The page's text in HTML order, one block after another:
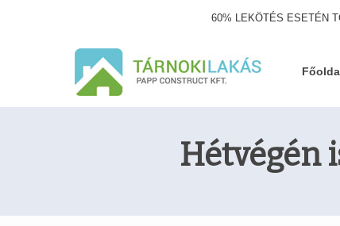
60% LEKÖTÉS ESETÉN
Hétvégén